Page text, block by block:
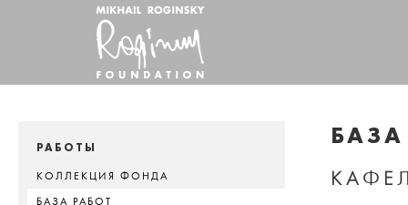
РАБОТЫ
КОЛЛЕКЦИЯ ФОНДА
БАЗА РАБОТ